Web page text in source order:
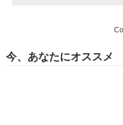
今、あなたにオススメ